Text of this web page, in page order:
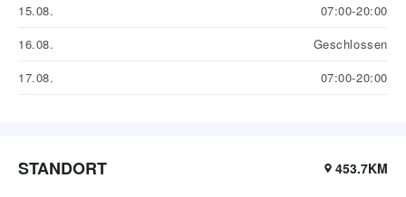
15.08.
07:00-20:00
16.08.
Geschlossen
17.08.
07:00-20:00
STANDORT 453.7KM